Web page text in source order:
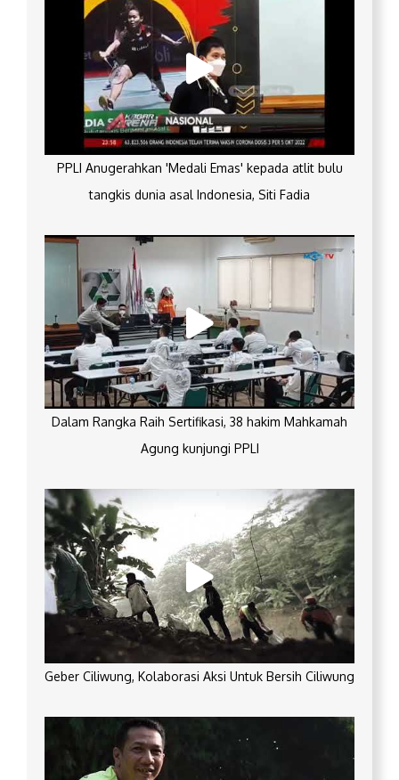
PPLI Anugerahkan 'Medali Emas' kepada atlit bulu
tangkis dunia asal Indonesia, Siti Fadia
Dalam Rangka Raih Sertifikasi, 38 hakim Mahkamah
Agung kunjungi PPLI
Geber Ciliwung, Kolaborasi Aksi Untuk Bersih Ciliwung